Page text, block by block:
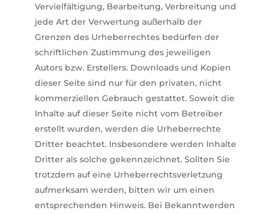
Vervielfältigung, Bearbeitung, Verbreitung und
jede Art der Verwertung außerhalb der
Grenzen des Urheberrechtes bedürfen der
schriftlichen Zustimmung des jeweiligen
Autors bzw. Erstellers. Downloads und Kopien
dieser Seite sind nur für den privaten, nicht
kommerziellen Gebrauch gestattet. Soweit die
Inhalte auf dieser Seite nicht vom Betreiber
erstellt wurden, werden die Urheberrechte
Dritter beachtet. Insbesondere werden Inhalte
Dritter als solche gekennzeichnet. Sollten Sie
trotzdem auf eine Urheberrechtsverletzung
aufmerksam werden, bitten wir um einen
entsprechenden Hinweis. Bei Bekanntwerden